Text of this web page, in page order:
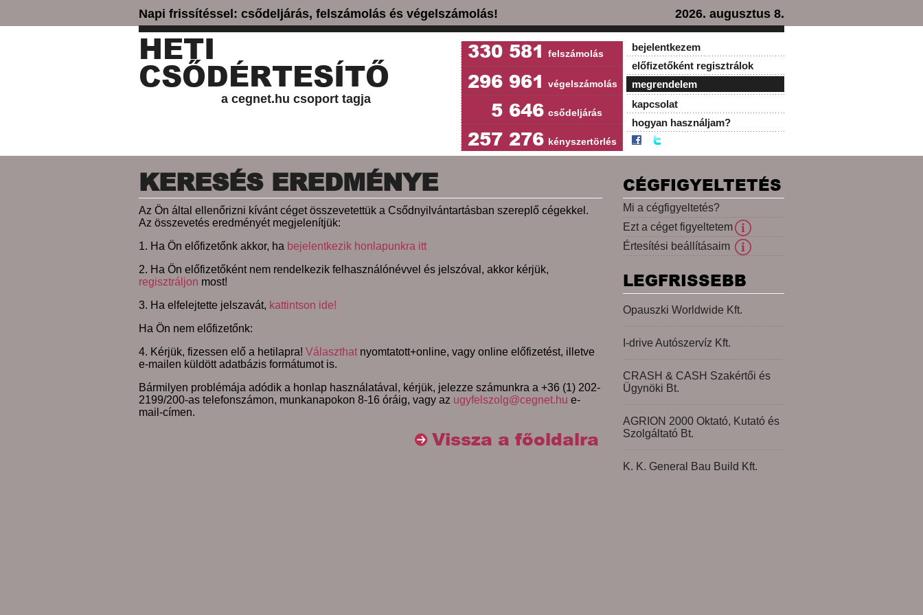
Napi frissítéssel: csődeljárás, felszámolás és végelszámolás! 2026. augusztus 8.
HETI
CSŐDÉRTESÍTŐ
a cegnet.hu csoport tagja
330 581 felszámolás
296 961 végelszámolás
5 646 csődeljárás
257 276 kényszertörlés
bejelentkezem
előfizetőként regisztrálok
megrendelem
kapcsolat
hogyan használjam?
KERESÉS EREDMÉNYE
Az Ön által ellenőrizni kívánt céget összevetettük a Csődnyilvántartásban szereplő cégekkel.
Az összevetés eredményét megjelenítjük:
1. Ha Ön előfizetőnk akkor, ha bejelentkezik honlapunkra itt
2. Ha Ön előfizetőként nem rendelkezik felhasználónévvel és jelszóval, akkor kérjük,
regisztráljon most!
3. Ha elfelejtette jelszavát, kattintson ide!
Ha Ön nem előfizetőnk:
4. Kérjük, fizessen elő a hetilapra! Választhat nyomtatott+online, vagy online előfizetést, illetve
e-mailen küldött adatbázis formátumot is.
Bármilyen problémája adódik a honlap használatával, kérjük, jelezze számunkra a +36 (1) 202-
2199/200-as telefonszámon, munkanapokon 8-16 óráig, vagy az ugyfelszolg@cegnet.hu e-
mail-címen.
Vissza a főoldalra
CÉGFIGYELTETÉS
Mi a cégfigyeltetés?
Ezt a céget figyeltetem
Értesítési beállításaim
LEGFRISSEBB
Opauszki Worldwide Kft.
I-drive Autószervíz Kft.
CRASH & CASH Szakértői és
Ügynöki Bt.
AGRION 2000 Oktató, Kutató és
Szolgáltató Bt.
K. K. General Bau Build Kft.